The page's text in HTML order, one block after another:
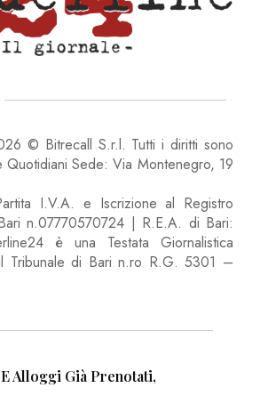
© Bitrecall S.r.l. Tutti i diritti sono
Quotidiani Sede: Via Montenegro, 19
I.V.A. e Iscrizione al Registro
n.07770570724 | R.E.A. di Bari:
è una Testata Giornalistica
Tribunale di Bari n.ro R.G. 5301 –
Alloggi Già Prenotati,